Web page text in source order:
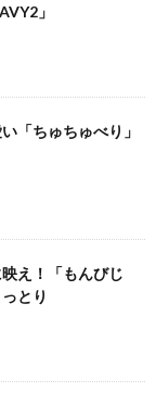
」
「ちゅちゅべり」
え！「もんびじ
とり